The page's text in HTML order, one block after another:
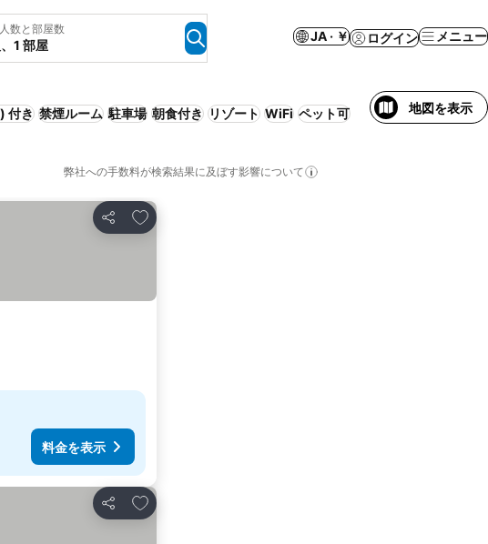
数と部屋数
1 部屋
JA · ￥ ログイン メニュー
付き 禁煙ルーム 駐車場 朝食付き リゾート WiFi ペット可 地図を表示
弊社への手数料が検索結果に及ぼす影響について
シェア
お気に入りに追加
料金を表示
シェア
お気に入りに追加